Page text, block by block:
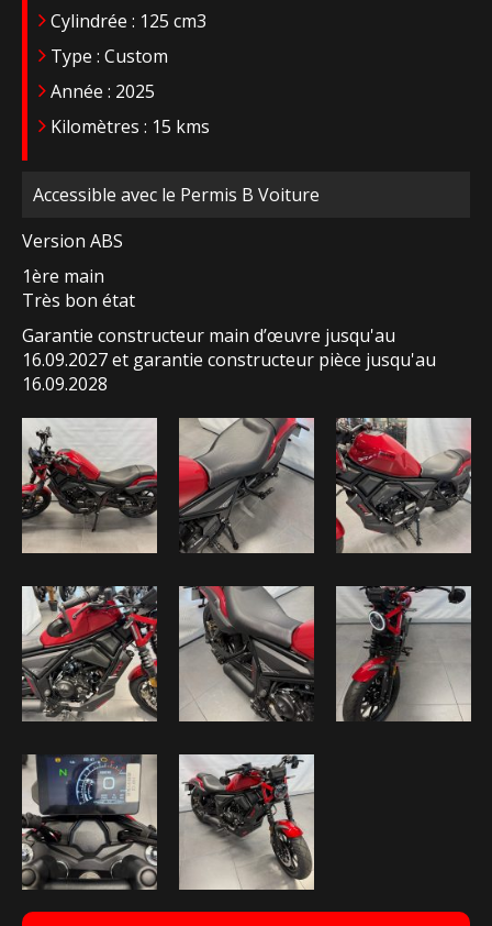
Cylindrée : 125 cm3
Type : Custom
Année : 2025
Kilomètres : 15 kms
Accessible avec le Permis B Voiture
Version ABS
1ère main
Très bon état
Garantie constructeur main d’œuvre jusqu'au
16.09.2027 et garantie constructeur pièce jusqu'au
16.09.2028